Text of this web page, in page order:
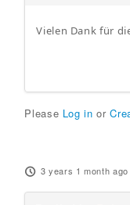
Vielen Dank für
Please Log in or
3 years 1 month ago